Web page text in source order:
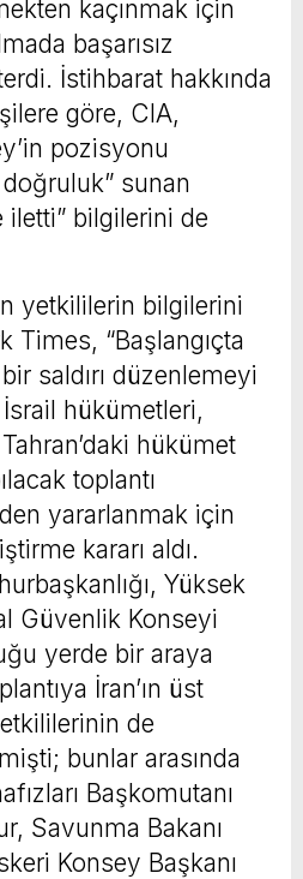
kaçınmak için
başarısız
İstihbarat hakkında
göre, CIA,
pozisyonu
sunan
iletti” bilgilerini de
yetkililerin bilgilerini
Times, “Başlangıçta
saldırı düzenlemeyi
hükümetleri,
hükümet
toplantı
yararlanmak için
kararı aldı.
Yüksek
Güvenlik Konseyi
yerde bir araya
İran’ın üst
de
bunlar arasında
Başkomutanı
Savunma Bakanı
Konsey Başkanı